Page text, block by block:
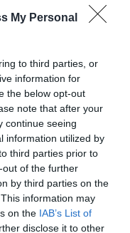
My Personal
to third parties, or
information for
the below opt-out
note that after your
continue seeing
information utilized by
third parties prior to
of the further
by third parties on the
information may
on the IAB’s List of
disclose it to other
βοηθημάτων. Ο
πρωτοπόρος,
Easi-Grip®
και
για να
και ενηλίκων
επιστημονική
μιας
εργαλείων
Crockett
προσφέροντας ένα
Για παιδιά με
έλεγχο.